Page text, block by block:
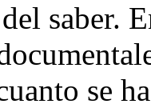
saber.
se